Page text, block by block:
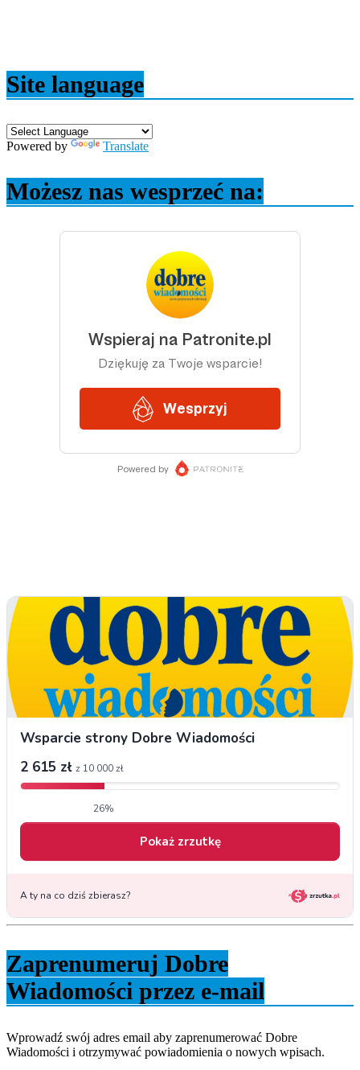
Site language
Powered by Translate
Możesz nas wesprzeć na:
Zaprenumeruj Dobre
Wiadomości przez e-mail
Wprowadź swój adres email aby zaprenumerować Dobre
Wiadomości i otrzymywać powiadomienia o nowych wpisach.